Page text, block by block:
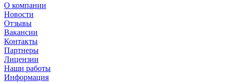
О компании
Новости
Отзывы
Вакансии
Контакты
Партнеры
Лицензии
Наши работы
Информация